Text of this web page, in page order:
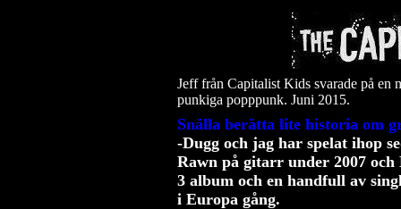
Jeff från Capitalist Kids svarade på en
punkiga popppunk. Juni 2015.
Snälla berätta lite historia om
-Dugg och jag har spelat ihop
Rawn på gitarr under 2007
3 album och en handfull av
i Europa gång.